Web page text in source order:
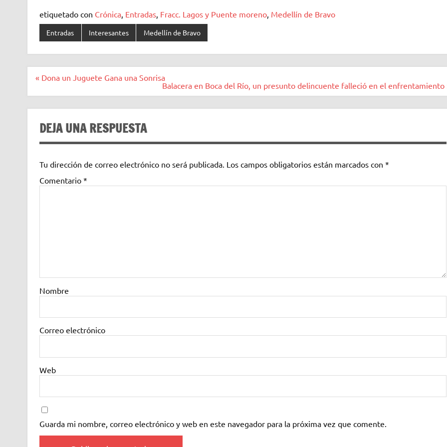
etiquetado con Crónica, Entradas, Fracc. Lagos y Puente moreno, Medellín de Bravo
Entradas Interesantes Medellín de Bravo
Navegación
« Dona un Juguete Gana una Sonrisa
Balacera en Boca del Río, un presunto delincuente falleció en el enfrentamiento
DEJA UNA RESPUESTA
Tu dirección de correo electrónico no será publicada. Los campos obligatorios están marcados con *
Comentario *
Nombre
Correo electrónico
Web
Guarda mi nombre, correo electrónico y web en este navegador para la próxima vez que comente.